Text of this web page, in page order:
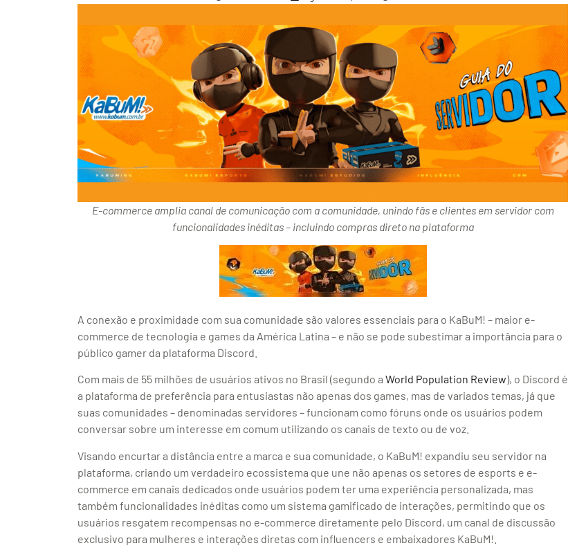
E-commerce amplia canal de comunicação com a comunidade, unindo fãs e clientes em servidor com
funcionalidades inéditas – incluindo compras direto na plataforma
A conexão e proximidade com sua comunidade são valores essenciais para o KaBuM! – maior e-
commerce de tecnologia e games da América Latina – e não se pode subestimar a importância para o
público gamer da plataforma Discord.
Com mais de 55 milhões de usuários ativos no Brasil (segundo a World Population Review), o Discord é
a plataforma de preferência para entusiastas não apenas dos games, mas de variados temas, já que
suas comunidades – denominadas servidores – funcionam como fóruns onde os usuários podem
conversar sobre um interesse em comum utilizando os canais de texto ou de voz.
Visando encurtar a distância entre a marca e sua comunidade, o KaBuM! expandiu seu servidor na
plataforma, criando um verdadeiro ecossistema que une não apenas os setores de esports e e-
commerce em canais dedicados onde usuários podem ter uma experiência personalizada, mas
também funcionalidades inéditas como um sistema gamificado de interações, permitindo que os
usuários resgatem recompensas no e-commerce diretamente pelo Discord, um canal de discussão
exclusivo para mulheres e interações diretas com influencers e embaixadores KaBuM!.